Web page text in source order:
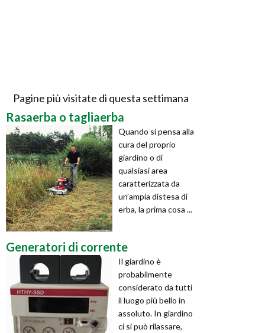
Pagine più visitate di questa settimana
Rasaerba o tagliaerba
Quando si pensa alla
cura del proprio
giardino o di
qualsiasi area
caratterizzata da
un’ampia distesa di
erba, la prima cosa ...
Generatori di corrente
Il giardino è
probabilmente
considerato da tutti
il luogo più bello in
assoluto. In giardino
ci si può rilassare,